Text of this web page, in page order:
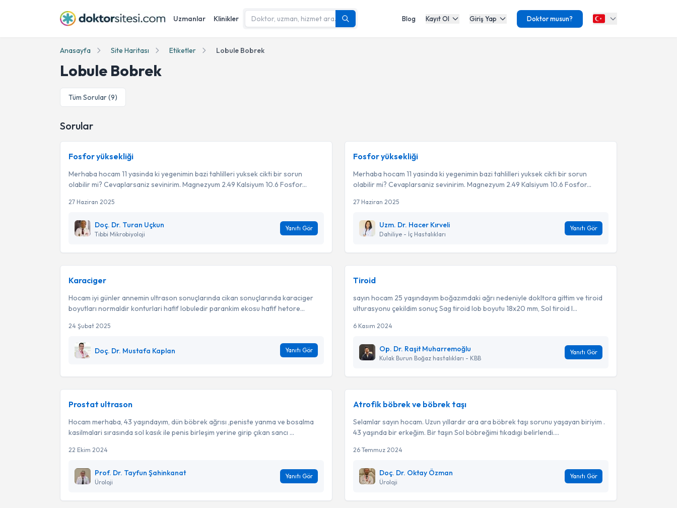
Uzmanlar Klinikler Blog Kayıt Ol Giriş Yap Doktor musun?
Anasayfa Site Haritası Etiketler Lobule Bobrek
Lobule Bobrek
Tüm Sorular (9)
Sorular
Fosfor yüksekliği
Merhaba hocam 11 yasinda ki yegenimin bazi tahlilleri yuksek cikti bir sorun
olabilir mi? Cevaplarsaniz sevinirim. Magnezyum 2.49 Kalsiyum 10.6 Fosfor...
27 Haziran 2025
Doç. Dr. Turan Uçkun
Tıbbi Mikrobiyoloji
Yanıtı Gör
Fosfor yüksekliği
Merhaba hocam 11 yasinda ki yegenimin bazi tahlilleri yuksek cikti bir sorun
olabilir mi? Cevaplarsaniz sevinirim. Magnezyum 2.49 Kalsiyum 10.6 Fosfor...
27 Haziran 2025
Uzm. Dr. Hacer Kırveli
Dahiliye - İç Hastalıkları
Yanıtı Gör
Karaciger
Hocam iyi günler annemin ultrason sonuçlarında cikan sonuçlarında karaciger
boyutları normaldir konturlari hafif lobuledir parankim ekosu hafif hetore...
24 Şubat 2025
Doç. Dr. Mustafa Kaplan Yanıtı Gör
Tiroid
sayın hocam 25 yaşındayım boğazımdaki ağrı nedeniyle dokltora gittim ve tiroid
ulturasyonu çekildim sonuç Sag tiroid lob boyutu 18x20 mm, Sol tiroid l...
6 Kasım 2024
Op. Dr. Raşit Muharremoğlu
Kulak Burun Boğaz hastalıkları - KBB
Yanıtı Gör
Prostat ultrason
Hocam merhaba, 43 yaşındayım, dün böbrek ağrısı ,peniste yanma ve bosalma
kasilmalari sırasında sol kasık ile penis birleşim yerine girip çıkan sancı ...
22 Ekim 2024
Prof. Dr. Tayfun Şahinkanat
Üroloji
Yanıtı Gör
Atrofik böbrek ve böbrek taşı
Selamlar sayın hocam. Uzun yıllardır ara ara böbrek taşı sorunu yaşayan biriyim .
43 yaşında bir erkeğim. Bir taşın Sol böbreğimi tıkadıgi belirlendi....
26 Temmuz 2024
Doç. Dr. Oktay Özman
Üroloji
Yanıtı Gör